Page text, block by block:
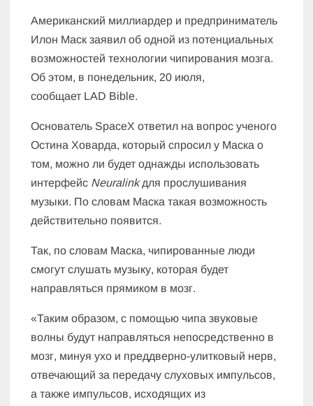
Американский миллиардер и предприниматель
Илон Маск заявил об одной из потенциальных
возможностей технологии чипирования мозга.
Об этом, в понедельник, 20 июля,
сообщает LAD Bible.
Основатель SpaceX ответил на вопрос ученого
Остина Ховарда, который спросил у Маска о
том, можно ли будет однажды использовать
интерфейс Neuralinkдля прослушивания
музыки. По словам Маска такая возможность
действительно появится.
Так, по словам Маска, чипированные люди
смогут слушать музыку, которая будет
направляться прямиком в мозг.
«Таким образом, с помощью чипа звуковые
волны будут направляться непосредственно в
мозг, минуя ухо и преддверно-улитковый нерв,
отвечающий за передачу слуховых импульсов,
а также импульсов, исходящих из